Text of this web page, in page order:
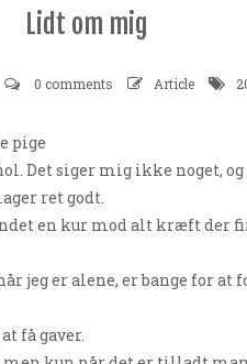
Lidt om mig
0 comments Article
pige
Det siger mig ikke noget,
ret godt.
en kur mod alt kræft der
jeg er alene, er bange for at
få gaver.